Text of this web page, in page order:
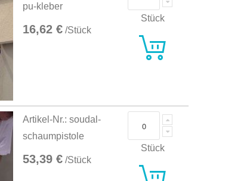
pu-kleber
16,62 € /Stück
Stück
Artikel-Nr.: soudal-
schaumpistole
53,39 € /Stück
Stück